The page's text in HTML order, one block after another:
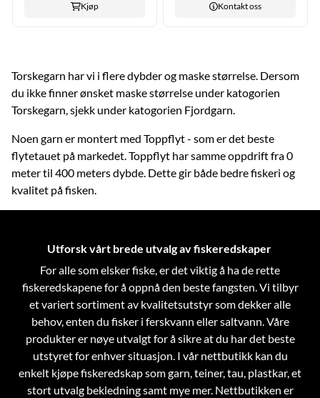
Kjøp Kontakt oss
Torskegarn har vi i flere dybder og maske størrelse. Dersom
du ikke finner ønsket maske størrelse under katogorien
Torskegarn, sjekk under katogorien Fjordgarn.
Noen garn er montert med Toppflyt - som er det beste
flytetauet på markedet. Toppflyt har samme oppdrift fra 0
meter til 400 meters dybde. Dette gir både bedre fiskeri og
kvalitet på fisken.
Utforsk vårt brede utvalg av fiskeredskaper
For alle som elsker fiske, er det viktig å ha de rette
fiskeredskapene for å oppnå den beste fangsten. Vi tilbyr
et variert sortiment av kvalitetsutstyr som dekker alle
behov, enten du fisker i ferskvann eller saltvann. Våre
produkter er nøye utvalgt for å sikre at du har det beste
utstyret for enhver situasjon. I vår nettbutikk kan du
enkelt kjøpe fiskeredskap som garn, teiner, tau, plastkar, et
stort utvalg bekledning samt mye mer. Nettbutikken er